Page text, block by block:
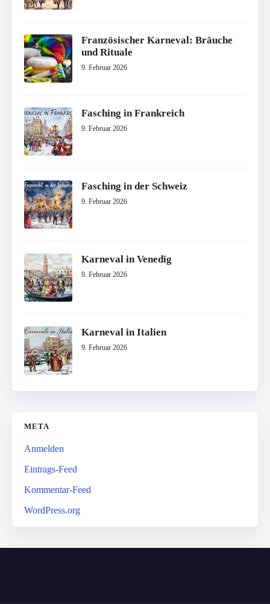
Französischer Karneval: Bräuche
und Rituale
9. Februar 2026
Fasching in Frankreich
9. Februar 2026
Fasching in der Schweiz
9. Februar 2026
Karneval in Venedig
9. Februar 2026
Karneval in Italien
9. Februar 2026
META
Anmelden
Eintrags-Feed
Kommentar-Feed
WordPress.org